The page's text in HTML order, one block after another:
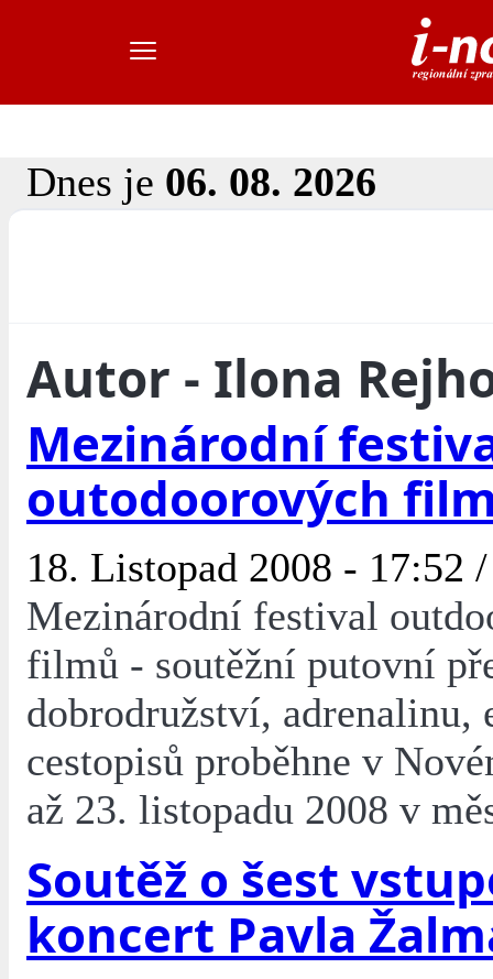
Dnes je 06. 08. 2026
Autor - Ilona
Mezinárodní
outodoorových
18. Listopad 2008 - 17:52 /
Mezinárodní festival
filmů - soutěžní putovní
dobrodružství, adrenalinu,
cestopisů proběhne v
až 23. listopadu 2008 v
Soutěž o šest
koncert Pavla